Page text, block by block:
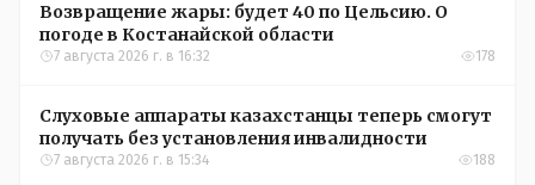
Возвращение жары: будет 40 по Цельсию. О
погоде в Костанайской области
7 августа 2026 г. в 16:32 178
Слуховые аппараты казахстанцы теперь смогут
получать без установления инвалидности
7 августа 2026 г. в 15:34 188